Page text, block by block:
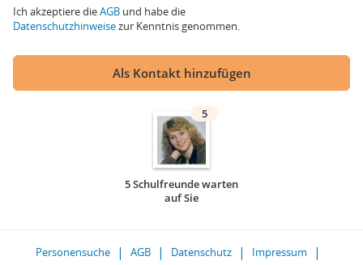
Ich akzeptiere dieAGB und habe die
Datenschutzhinweisezur Kenntnis genommen.
Als Kontakt hinzufügen
5
5 Schulfreunde warten
auf Sie
Personensuche AGB Datenschutz
Impressum